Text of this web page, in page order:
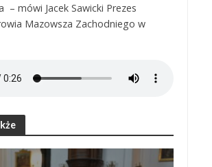
– mówi Jacek Sawicki Prezes
Mazowsza Zachodniego w